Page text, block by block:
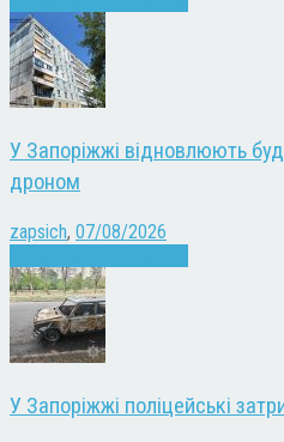
У Запоріжжі відновлюють
дроном
zapsich, 07/08/2026
У Запоріжжі поліцейські